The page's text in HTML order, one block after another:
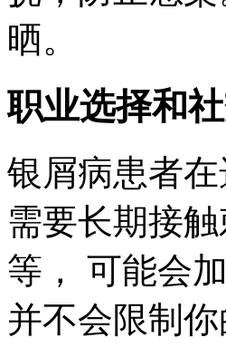
晒。
职业选择和
银屑病患者
需要长期接
等， 可能会
并不会限制